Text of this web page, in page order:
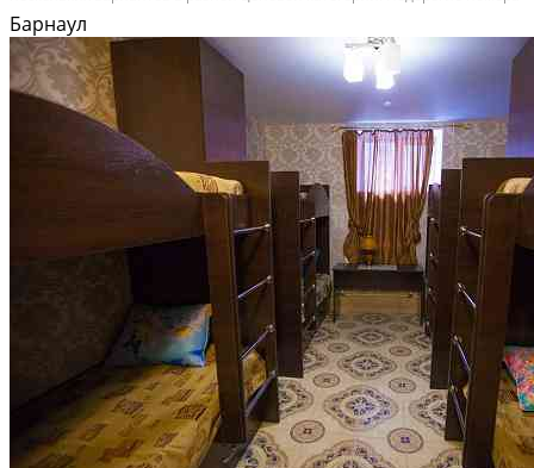
на 1–2 постояльцев (раздельные и совмещенные кровати), Полулюкс, а
также Семейный номер квадратурой 55 м2....
В аренду; Площадь: 200 м²; Сдает: Собственник; Залог: Без залога
Барнаул